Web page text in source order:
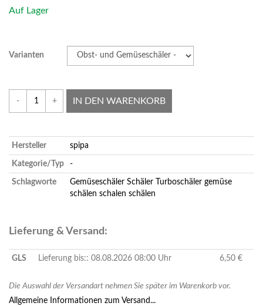
Auf Lager
Varianten
- + IN DEN WARENKORB
Hersteller spipa
Kategorie/Typ -
Schlagworte Gemüseschäler Schäler Turboschäler gemüse
schälen schalen schälen
Lieferung & Versand:
GLS Lieferung bis:: 08.08.2026 08:00 Uhr 6,50 €
Die Auswahl der Versandart nehmen Sie später im Warenkorb vor.
Allgemeine Informationen zum Versand...